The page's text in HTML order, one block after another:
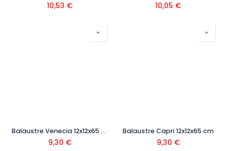
10,53 € 10,05 €
Balaustre Venecia 12x12x65 cm
9,30 €
Balaustre Capri 12x12x65 cm
9,30 €